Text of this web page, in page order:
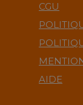
CGU
AIDE